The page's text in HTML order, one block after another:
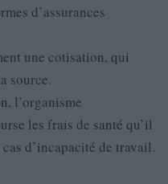
d’assurances
une cotisation, qui
source.
l’organisme
les frais de santé qu’il
d’incapacité de travail.